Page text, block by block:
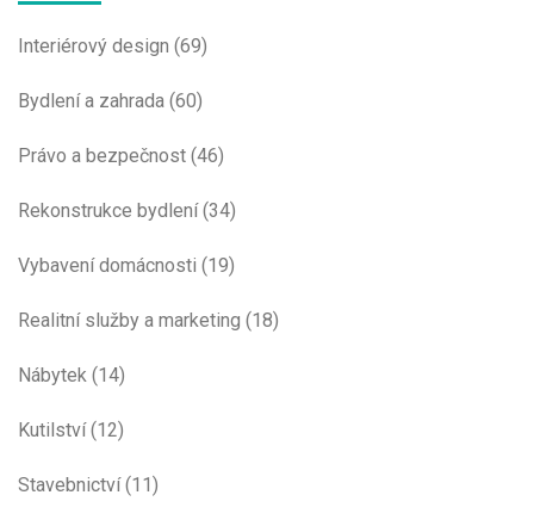
Interiérový design (69)
Bydlení a zahrada (60)
Právo a bezpečnost (46)
Rekonstrukce bydlení(34)
Vybavení domácnosti (19)
Realitní služby a marketing (18)
Nábytek (14)
Kutilství(12)
Stavebnictví(11)